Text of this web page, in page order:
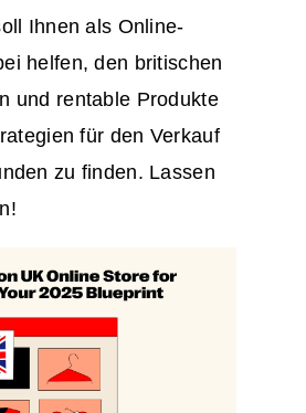
Ihnen als Online-
helfen, den britischen
und rentable Produkte
für den Verkauf
zu finden. Lassen